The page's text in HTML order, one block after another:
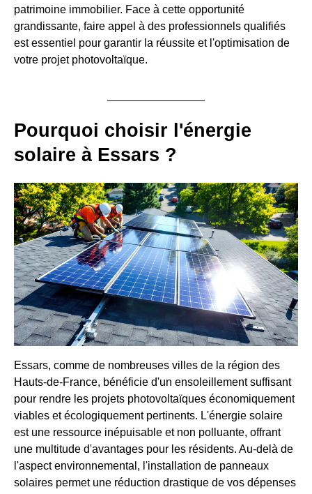
patrimoine immobilier. Face à cette opportunité
grandissante, faire appel à des professionnels qualifiés
est essentiel pour garantir la réussite et l'optimisation de
votre projet photovoltaïque.
Pourquoi choisir l'énergie
solaire à Essars ?
Essars, comme de nombreuses villes de la région des
Hauts-de-France, bénéficie d'un ensoleillement suffisant
pour rendre les projets photovoltaïques économiquement
viables et écologiquement pertinents. L'énergie solaire
est une ressource inépuisable et non polluante, offrant
une multitude d'avantages pour les résidents. Au-delà de
l'aspect environnemental, l'installation de panneaux
solaires permet une réduction drastique de vos dépenses